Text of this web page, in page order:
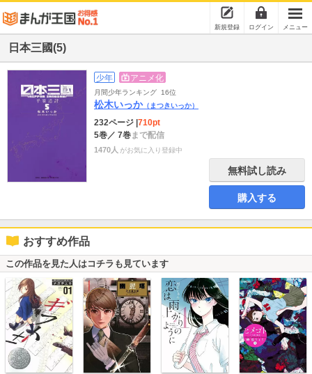
新規登録 ログイン メニュー
日本三國(5)
少年 アニメ化
月間少年ランキング 16位
松木いっか（まつきいっか）
232ページ 710pt
5巻／ 7巻まで配信
1470人 がお気に入り登録中
無料試し読み
購入する
おすすめ作品
この作品を見た人はコチラも見ています